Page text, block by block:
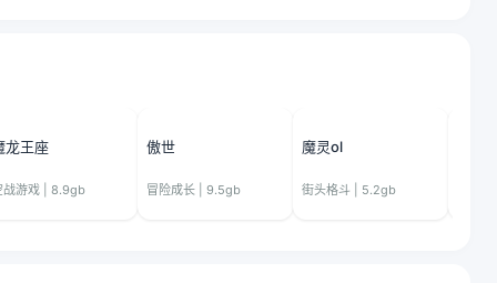
龙王座
战游戏 | 8.9gb
傲世
冒险成长 | 9.5gb
魔灵ol
街头格斗 | 5.2gb